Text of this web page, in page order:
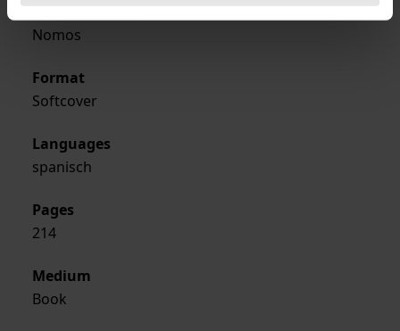
Publisher
Nomos
Format
Softcover
Languages
spanisch
Pages
214
Medium
Book